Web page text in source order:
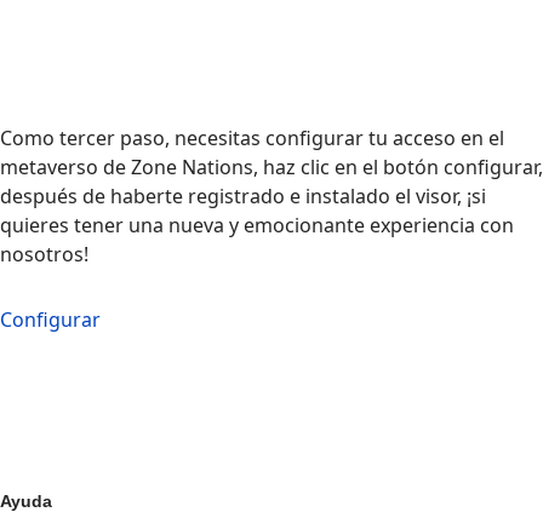
Como tercer paso, necesitas configurar tu acceso en el
metaverso de Zone Nations, haz clic en el botón configurar,
después de haberte registrado e instalado el visor, ¡si
quieres tener una nueva y emocionante experiencia con
nosotros!
Configurar
Ayuda